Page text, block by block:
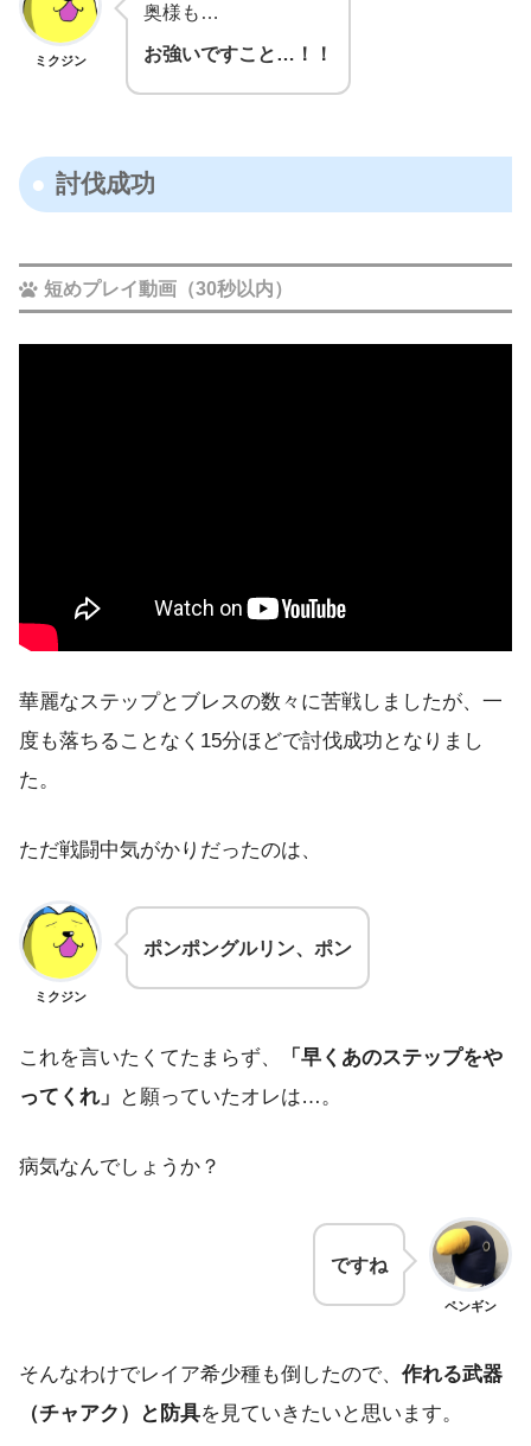
ミクジン
奥様も…
お強いですこと…！！
討伐成功
短めプレイ動画（30秒以内）
華麗なステップとブレスの数々に苦戦しましたが、一
度も落ちることなく15分ほどで討伐成功となりまし
た。
ただ戦闘中気がかりだったのは、
ミクジン
ポンポングルリン、ポン
これを言いたくてたまらず、
「早くあのステップをや
ってくれ」 と願っていたオレは…。
病気なんでしょうか？
ペンギン
ですね
そんなわけでレイア希少種も倒したので、 作れる武器
（チャアク）と防具を見ていきたいと思います。